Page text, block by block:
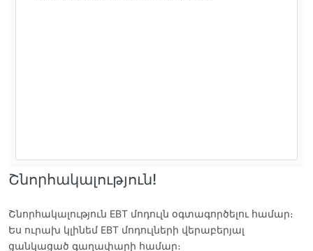
Շնորհակալություն!
Շնորհակալություն EBT մոդուլն օգտագործելու համար։
Ես ուրախ կլինեմ EBT մոդուլների վերաբերյալ
ցանկացած գաղափարի համար։